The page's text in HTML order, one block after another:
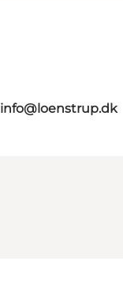
info@loenstrup.dk